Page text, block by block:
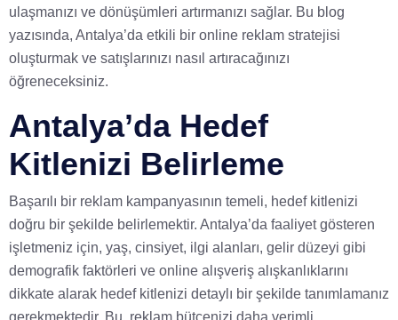
ulaşmanızı ve dönüşümleri artırmanızı sağlar. Bu blog
yazısında, Antalya’da etkili bir online reklam stratejisi
oluşturmak ve satışlarınızı nasıl artıracağınızı
öğreneceksiniz.
Antalya’da Hedef
Kitlenizi Belirleme
Başarılı bir reklam kampanyasının temeli, hedef kitlenizi
doğru bir şekilde belirlemektir. Antalya’da faaliyet gösteren
işletmeniz için, yaş, cinsiyet, ilgi alanları, gelir düzeyi gibi
demografik faktörleri ve online alışveriş alışkanlıklarını
dikkate alarak hedef kitlenizi detaylı bir şekilde tanımlamanız
gerekmektedir. Bu, reklam bütçenizi daha verimli